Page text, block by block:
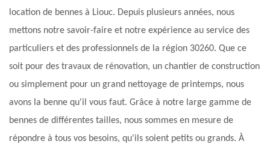
location de bennes à Liouc. Depuis plusieurs années, nous
mettons notre savoir-faire et notre expérience au service des
particuliers et des professionnels de la région 30260. Que ce
soit pour des travaux de rénovation, un chantier de construction
ou simplement pour un grand nettoyage de printemps, nous
avons la benne qu'il vous faut. Grâce à notre large gamme de
bennes de différentes tailles, nous sommes en mesure de
répondre à tous vos besoins, qu'ils soient petits ou grands. À